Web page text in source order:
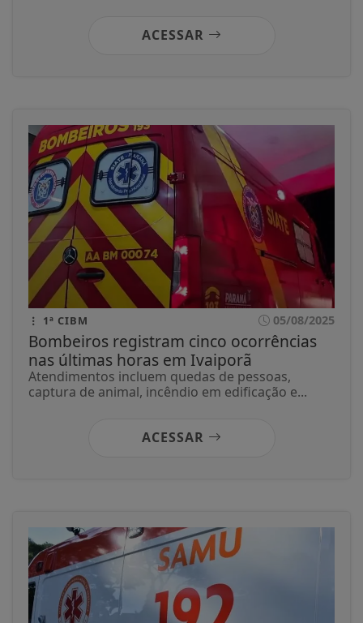
ACESSAR
1ª CIBM 05/08/2025
Bombeiros registram cinco ocorrências
nas últimas horas em Ivaiporã
Atendimentos incluem quedas de pessoas,
captura de animal, incêndio em edificação e...
ACESSAR